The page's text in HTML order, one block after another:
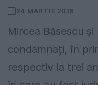
24 MARTIE 2016
Mircea Băsescu
condamnați, în
respectiv la trei